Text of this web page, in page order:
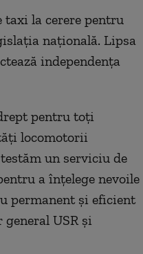
taxi la cerere pentru
națională. Lipsa
independența
pentru toți
locomotorii
un serviciu de
a înțelege nevoile
permanent și eficient
USR și